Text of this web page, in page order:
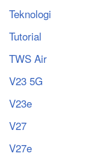
Teknologi
Tutorial
TWS Air
V23 5G
V23e
V27
V27e